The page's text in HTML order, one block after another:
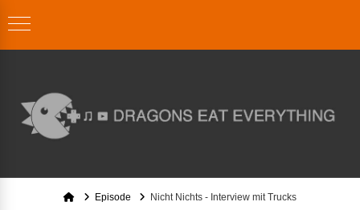
HomeEpisode Nicht Nichts - Interview mit Trucks